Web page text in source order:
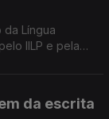
Língua
IILP e pela
da escrita